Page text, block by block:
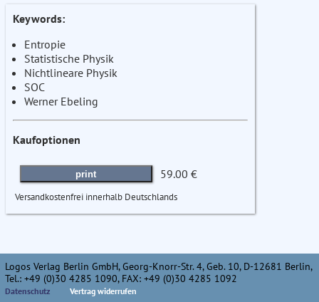
Keywords:
Entropie
Statistische Physik
Nichtlineare Physik
SOC
Werner Ebeling
Kaufoptionen
print 59.00 €
Versandkostenfrei innerhalb Deutschlands
Logos Verlag Berlin GmbH, Georg-Knorr-Str. 4, Geb. 10, D-12681 Berlin,
Tel.: +49 (0)30 4285 1090, FAX: +49 (0)30 4285 1092
Datenschutz Vertrag widerrufen